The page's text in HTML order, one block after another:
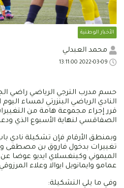
الأخبار الوطنية
محمد العبدلي
حسم مدرب الترجي الرياضي راضي
قرر إجراء مجموعة هامة من
الصفاقسي لنهاية الأسبوع الذي
وبمنطق الأرقام فإن تشكيلة نادي
تغييرات بدخول فاروق بن مصطفى
الميموني وكينغسلاي ايديو عوضا
عمامو وايمانويل ايوالا وعلاء
وفي ما يلي التشكيلة: